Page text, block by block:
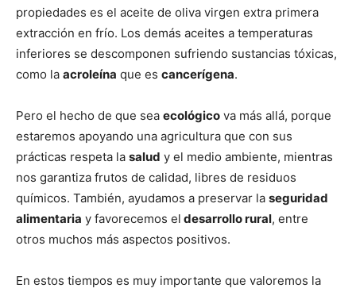
propiedades es el aceite de oliva virgen extra primera
extracción en frío. Los demás aceites a temperaturas
inferiores se descomponen sufriendo sustancias tóxicas,
como la acroleína que es cancerígena.
Pero el hecho de que sea ecológico va más allá, porque
estaremos apoyando una agricultura que con sus
prácticas respeta la salud y el medio ambiente, mientras
nos garantiza frutos de calidad, libres de residuos
químicos. También, ayudamos a preservar la seguridad
alimentaria y favorecemos el desarrollo rural, entre
otros muchos más aspectos positivos.
En estos tiempos es muy importante que valoremos la